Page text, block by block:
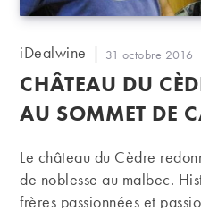
Auteur/autrice
la
publication :
iDealwine
Publication
publiée :
31 octobre 2016
CHÂTEAU DU
AU SOMMET DE
Le château du Cèdre
de noblesse au malbec.
frères passionnées et